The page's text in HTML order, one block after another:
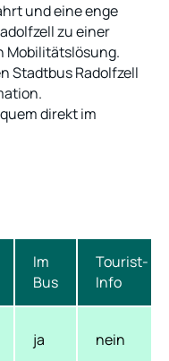
und eine enge
zu einer
Mobilitätslösung.
Stadtbus Radolfzell
direkt im
Im
Bus
Tourist-
Info
ja nein